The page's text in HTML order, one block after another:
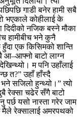
गाडी बनेर हामी सबै
भएकाले कोहीलाई के
दिदीको नजिक बस्ने मौका
हामीबीच भने कुनै
एक किसिमको शान्ति
आ–आफ्नो बाटो लाग्न
म पनि उहाँलाई
त?” उहाँ हाँस्दै
भने सजिलो हुन्थ्यो।” त्यो
रेक्सा चढेर सँगै बाटो
पर्छ यसो नास्ता गरेर जाम
मैले रेक्सालाई अमरपथको